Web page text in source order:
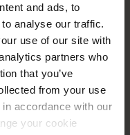
and ads, to
analyse our traffic.
use of our site with
partners who
that you’ve
from your use
accordance with our
your cookie
spreken. De
worden zorgvuldig
rijke details en
wordt bewust
het geheel een
dat de ruimte
bold blooms.